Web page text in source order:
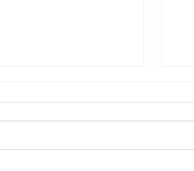
キッチンシンクリペア